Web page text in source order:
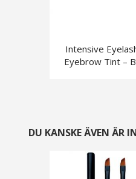
Intensive
Eyebrow Tint –
DU KANSKE ÄVEN ÄR